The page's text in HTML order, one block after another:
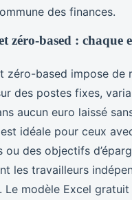
des finances.
zéro-based : chaque
zéro-based impose de
des postes fixes,
aucun euro laissé
idéale pour ceux
ou des objectifs
les travailleurs
Le modèle Excel